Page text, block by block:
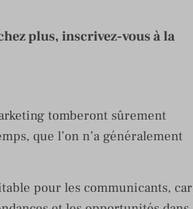
plus, inscrivez-vous à la
tomberont sûrement
que l’on n’a généralement
pour les communicants, car